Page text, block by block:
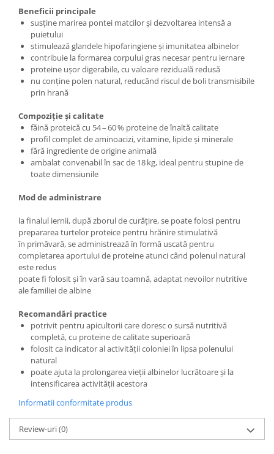
Beneficii principale
susține marirea pontei matcilor și dezvoltarea intensă a
puietului
stimulează glandele hipofaringiene și imunitatea albinelor
contribuie la formarea corpului gras necesar pentru iernare
proteine ușor digerabile, cu valoare reziduală redusă
nu conține polen natural, reducând riscul de boli transmisibile
prin hrană
Compoziție și calitate
făină proteică cu 54 – 60 % proteine de înaltă calitate
profil complet de aminoacizi, vitamine, lipide și minerale
fără ingrediente de origine animală
ambalat convenabil în sac de 18 kg, ideal pentru stupine de
toate dimensiunile
Mod de administrare
la finalul iernii, după zborul de curățire, se poate folosi pentru
prepararea turtelor proteice pentru hrănire stimulativă
în primăvară, se administrează în formă uscată pentru
completarea aportului de proteine atunci când polenul natural
este redus
poate fi folosit și în vară sau toamnă, adaptat nevoilor nutritive
ale familiei de albine
Recomandări practice
potrivit pentru apicultorii care doresc o sursă nutritivă
completă, cu proteine de calitate superioară
folosit ca indicator al activității coloniei în lipsa polenului
natural
poate ajuta la prolongarea vieții albinelor lucrătoare și la
intensificarea activității acestora
Informatii conformitate produs
Review-uri(0)